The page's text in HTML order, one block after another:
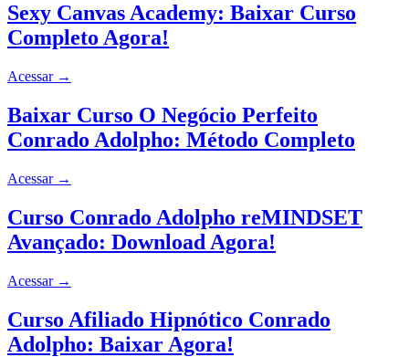
Sexy Canvas Academy: Baixar Curso
Completo Agora!
Acessar →
Baixar Curso O Negócio Perfeito
Conrado Adolpho: Método Completo
Acessar →
Curso Conrado Adolpho reMINDSET
Avançado: Download Agora!
Acessar →
Curso Afiliado Hipnótico Conrado
Adolpho: Baixar Agora!